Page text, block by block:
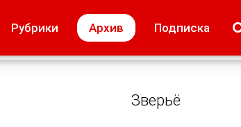
Рубрики Архив Подписка
МОЁ! Плюс Липецк
Образование + карьера
Зверьё